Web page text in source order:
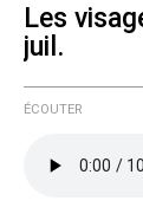
Les
juil.
ÉCOUTER